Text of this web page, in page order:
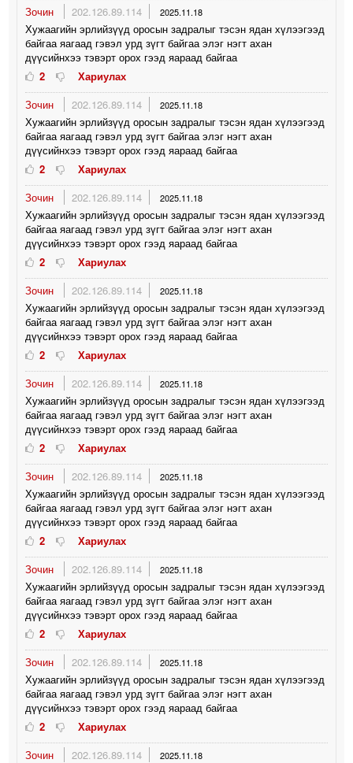
Зочин
202.126.89.114 2025.11.18
Хужаагийн эрлийзүүд оросын задралыг тэсэн ядан хүлээгээд
байгаа яагаад гэвэл урд зүгт байгаа элэг нэгт ахан
дүүсийнхээ тэвэрт орох гээд яараад байгаа
2
Хариулах
Зочин
202.126.89.114 2025.11.18
Хужаагийн эрлийзүүд оросын задралыг тэсэн ядан хүлээгээд
байгаа яагаад гэвэл урд зүгт байгаа элэг нэгт ахан
дүүсийнхээ тэвэрт орох гээд яараад байгаа
2
Хариулах
Зочин
202.126.89.114 2025.11.18
Хужаагийн эрлийзүүд оросын задралыг тэсэн ядан хүлээгээд
байгаа яагаад гэвэл урд зүгт байгаа элэг нэгт ахан
дүүсийнхээ тэвэрт орох гээд яараад байгаа
2
Хариулах
Зочин
202.126.89.114 2025.11.18
Хужаагийн эрлийзүүд оросын задралыг тэсэн ядан хүлээгээд
байгаа яагаад гэвэл урд зүгт байгаа элэг нэгт ахан
дүүсийнхээ тэвэрт орох гээд яараад байгаа
2
Хариулах
Зочин
202.126.89.114 2025.11.18
Хужаагийн эрлийзүүд оросын задралыг тэсэн ядан хүлээгээд
байгаа яагаад гэвэл урд зүгт байгаа элэг нэгт ахан
дүүсийнхээ тэвэрт орох гээд яараад байгаа
2
Хариулах
Зочин
202.126.89.114 2025.11.18
Хужаагийн эрлийзүүд оросын задралыг тэсэн ядан хүлээгээд
байгаа яагаад гэвэл урд зүгт байгаа элэг нэгт ахан
дүүсийнхээ тэвэрт орох гээд яараад байгаа
2
Хариулах
Зочин
202.126.89.114 2025.11.18
Хужаагийн эрлийзүүд оросын задралыг тэсэн ядан хүлээгээд
байгаа яагаад гэвэл урд зүгт байгаа элэг нэгт ахан
дүүсийнхээ тэвэрт орох гээд яараад байгаа
2
Хариулах
Зочин
202.126.89.114 2025.11.18
Хужаагийн эрлийзүүд оросын задралыг тэсэн ядан хүлээгээд
байгаа яагаад гэвэл урд зүгт байгаа элэг нэгт ахан
дүүсийнхээ тэвэрт орох гээд яараад байгаа
2
Хариулах
Зочин
202.126.89.114 2025.11.18